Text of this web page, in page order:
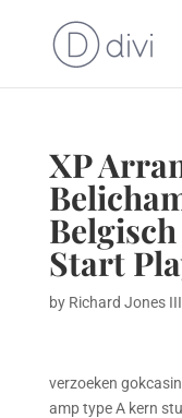
XP
Start
by Richard Jones III
verzoeken
amp type A kern